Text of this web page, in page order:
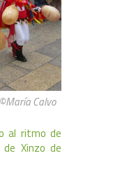
Calvo
al ritmo de
Xinzo de